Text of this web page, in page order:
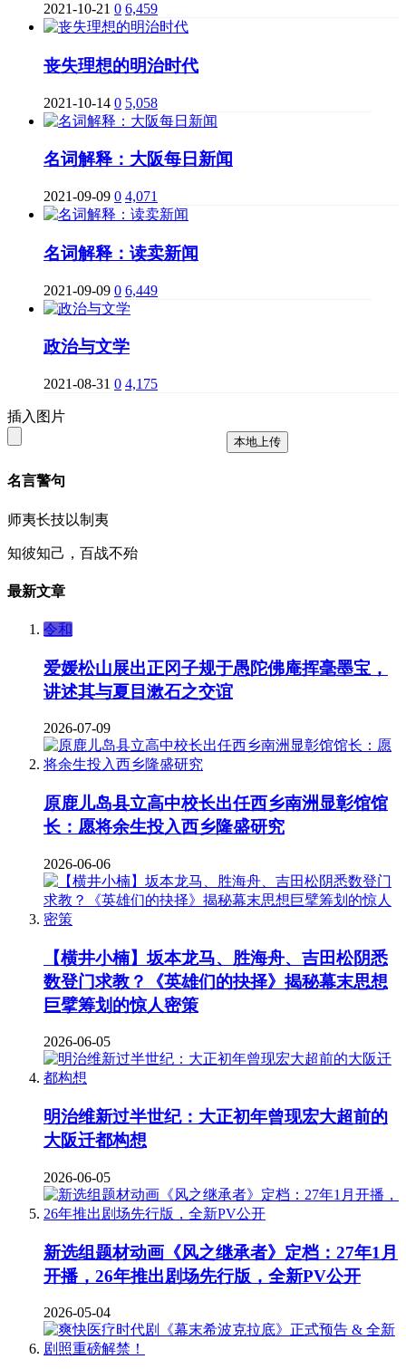
2021-10-21 0 6,459
丧失理想的明治时代
2021-10-14 0 5,058
名词解释：大阪每日新闻
2021-09-09 0 4,071
名词解释：读卖新闻
2021-09-09 0 6,449
政治与文学
2021-08-31 0 4,175
插入图片
本地上传
名言警句
师夷长技以制夷
知彼知己，百战不殆
最新文章
令和
爱媛松山展出正冈子规于愚陀佛庵挥毫墨宝，
讲述其与夏目漱石之交谊
2026-07-09
原鹿儿岛县立高中校长出任西乡南洲显彰馆馆
长：愿将余生投入西乡隆盛研究
2026-06-06
【横井小楠】坂本龙马、胜海舟、吉田松阴悉
数登门求教？《英雄们的抉择》揭秘幕末思想
巨擘筹划的惊人密策
2026-06-05
明治维新过半世纪：大正初年曾现宏大超前的
大阪迁都构想
2026-06-05
新选组题材动画《风之继承者》定档：27年1月
开播，26年推出剧场先行版，全新PV公开
2026-05-04